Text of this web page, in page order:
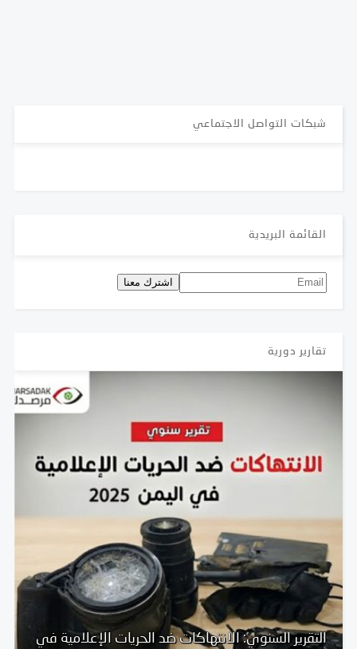
شبكات التواصل الاجتماعي
القائمة البريدية
تقارير دورية
5 انتهاكات ضد الحريات الإعلامية خلال شهر ابريل
في